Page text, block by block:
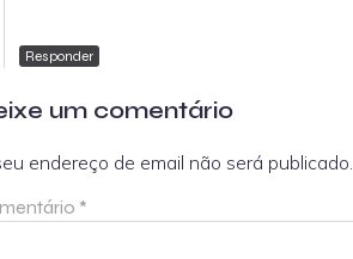
Responder
um comentário
endereço de email não será publicado.
*